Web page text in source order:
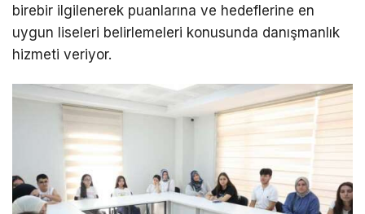
birebir ilgilenerek puanlarına ve hedeflerine en
uygun liseleri belirlemeleri konusunda danışmanlık
hizmeti veriyor.